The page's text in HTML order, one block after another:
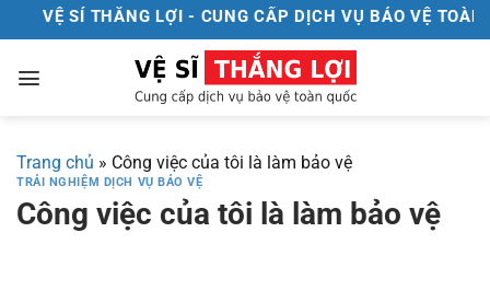
Chuyển
đến
nội
VỆ SÍ THẮNG LỢI - CUNG CẤP DỊCH VỤ BẢO VỆ TOÀN
Trang chủ » Công việc của tôi là làm bảo vệ
TRẢI NGHIỆM DỊCH VỤ BẢO VỆ
Công việc của tôi là làm bảo vệ